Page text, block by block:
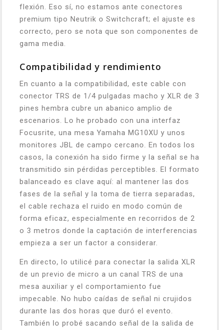
flexión. Eso sí, no estamos ante conectores
premium tipo Neutrik o Switchcraft; el ajuste es
correcto, pero se nota que son componentes de
gama media.
Compatibilidad y rendimiento
En cuanto a la compatibilidad, este cable con
conector TRS de 1/4 pulgadas macho y XLR de 3
pines hembra cubre un abanico amplio de
escenarios. Lo he probado con una interfaz
Focusrite, una mesa Yamaha MG10XU y unos
monitores JBL de campo cercano. En todos los
casos, la conexión ha sido firme y la señal se ha
transmitido sin pérdidas perceptibles. El formato
balanceado es clave aquí: al mantener las dos
fases de la señal y la toma de tierra separadas,
el cable rechaza el ruido en modo común de
forma eficaz, especialmente en recorridos de 2
o 3 metros donde la captación de interferencias
empieza a ser un factor a considerar.
En directo, lo utilicé para conectar la salida XLR
de un previo de micro a un canal TRS de una
mesa auxiliar y el comportamiento fue
impecable. No hubo caídas de señal ni crujidos
durante las dos horas que duró el evento.
También lo probé sacando señal de la salida de